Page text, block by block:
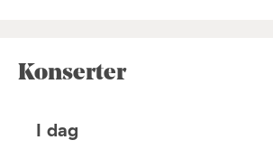
Konserter
I dag